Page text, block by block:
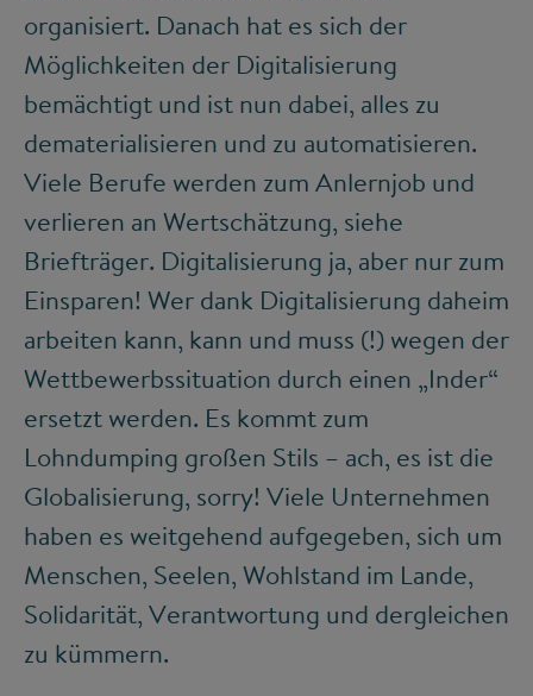
organisiert. Danach hat es sich der
Möglichkeiten der Digitalisierung
bemächtigt und ist nun dabei, alles zu
dematerialisieren und zu automatisieren.
Viele Berufe werden zum Anlernjob und
verlieren an Wertschätzung, siehe
Briefträger. Digitalisierung ja, aber nur zum
Einsparen! Wer dank Digitalisierung daheim
arbeiten kann, kann und muss (!) wegen der
Wettbewerbssituation durch einen „Inder“
ersetzt werden. Es kommt zum
Lohndumping großen Stils – ach, es ist die
Globalisierung, sorry! Viele Unternehmen
haben es weitgehend aufgegeben, sich um
Menschen, Seelen, Wohlstand im Lande,
Solidarität, Verantwortung und dergleichen
zu kümmern.